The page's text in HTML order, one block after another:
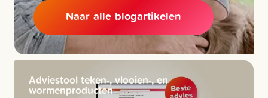
Naar alle blogartikelen
Adviestool teken-, vlooien-, en
wormenproducten